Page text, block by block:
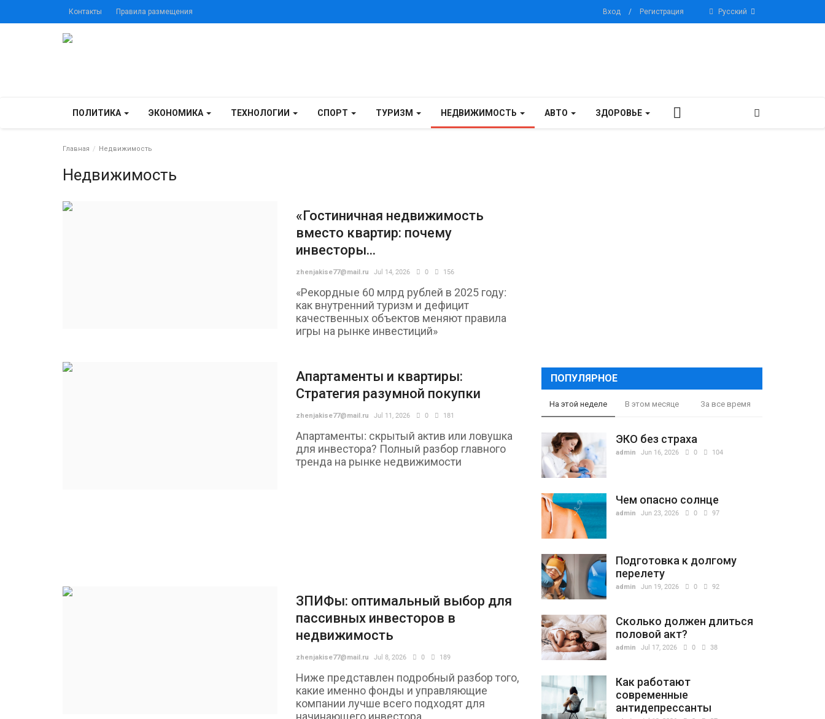
Контакты Правила размещения Вход / Регистрация Русский
ПОЛИТИКА ЭКОНОМИКА ТЕХНОЛОГИИ СПОРТ ТУРИЗМ НЕДВИЖИМОСТЬ АВТО ЗДОРОВЬЕ
Главная Недвижимость
Недвижимость
«Гостиничная недвижимость
вместо квартир: почему
инвесторы...
zhenjakise77@mail.ru Jul 14, 2026 0 156
«Рекордные 60 млрд рублей в 2025 году:
как внутренний туризм и дефицит
качественных объектов меняют правила
игры на рынке инвестиций»
Апартаменты и квартиры:
Стратегия разумной покупки
zhenjakise77@mail.ru Jul 11, 2026 0 181
Апартаменты: скрытый актив или ловушка
для инвестора? Полный разбор главного
тренда на рынке недвижимости
ЗПИФы: оптимальный выбор для
пассивных инвесторов в
недвижимость
zhenjakise77@mail.ru Jul 8, 2026 0 189
Ниже представлен подробный разбор того,
какие именно фонды и управляющие
компании лучше всего подходят для
начинающего инвестора
ПОПУЛЯРНОЕ
На этой неделе В этом месяце За все время
ЭКО без страха
admin Jun 16, 2026 0 104
Чем опасно солнце
admin Jun 23, 2026 0 97
Подготовка к долгому
перелету
admin Jun 19, 2026 0 92
Сколько должен длиться
половой акт?
admin Jul 17, 2026 0 38
Как работают
современные
антидепрессанты